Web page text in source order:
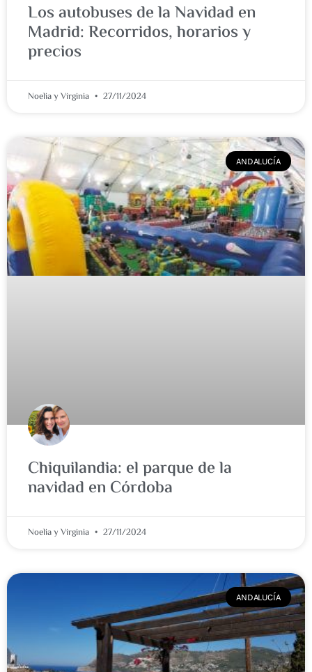
Los autobuses de la Navidad en
Madrid: Recorridos, horarios y
precios
Noelia y Virginia 27/11/2024
ANDALUCÍA
Chiquilandia: el parque de la
navidad en Córdoba
Noelia y Virginia 27/11/2024
ANDALUCÍA